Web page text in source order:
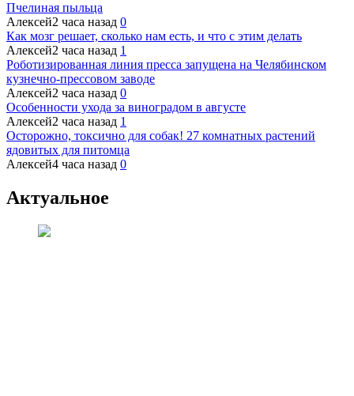
Пчелиная пыльца
Алексей2 часа назад 0
Как мозг решает, сколько нам есть, и что с этим делать
Алексей2 часа назад 1
Роботизированная линия пресса запущена на Челябинском
кузнечно-прессовом заводе
Алексей2 часа назад 0
Особенности ухода за виноградом в августе
Алексей2 часа назад 1
Осторожно, токсично для собак! 27 комнатных растений
ядовитых для питомца
Алексей4 часа назад 0
Актуальное